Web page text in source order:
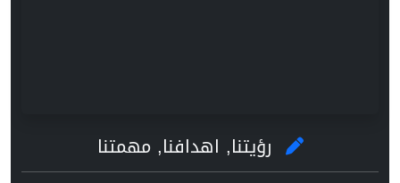
رؤيتنا, اهدافنا, مهمتنا